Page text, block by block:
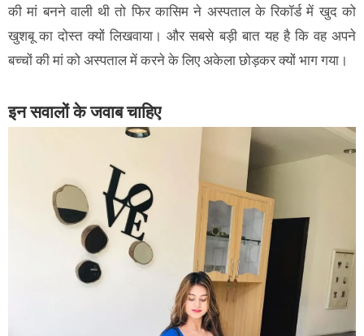
की मां बनने वाली थी तो फिर कासिम ने अस्पताल के रिकॉर्ड में खुद को
खुशबू का दोस्त क्यों लिखवाया। और सबसे बड़ी बात यह है कि वह अपने
बच्चों की मां को अस्पताल में करने के लिए अकेला छोड़कर क्यों भाग गया।
इन सवालों के जवाब चाहिए